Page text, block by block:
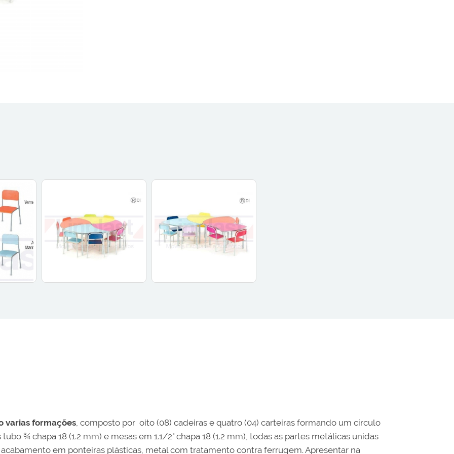
varias formações, composto por oito (08) cadeiras e quatro (04) carteiras formando um círculo
¾ chapa 18 (1.2 mm) e mesas em 1.1/2" chapa 18 (1.2 mm), todas as partes metálicas unidas
em ponteiras plásticas, metal com tratamento contra ferrugem. Apresentar na